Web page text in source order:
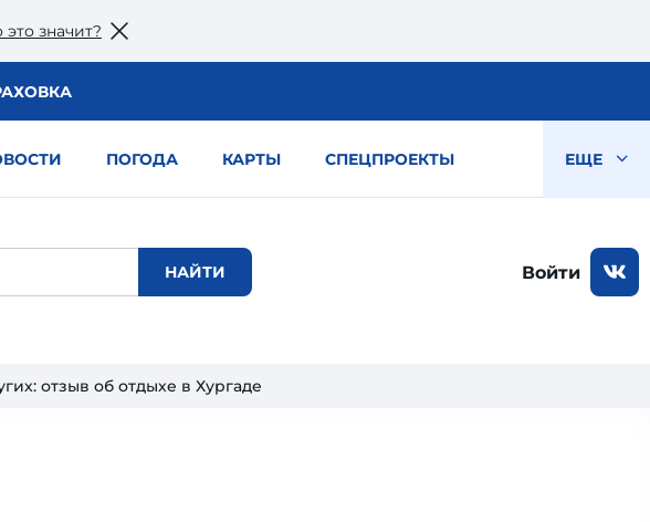
это значит?
ПОГОДА КАРТЫ СПЕЦПРОЕКТЫ ЕЩЕ
Войти
отзыв об отдыхе в Хургаде